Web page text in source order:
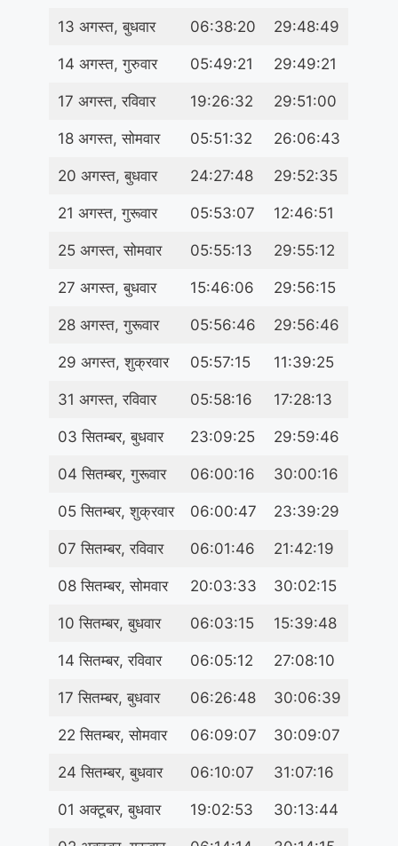
13 अगस्त, बुधवार 06:38:20 29:48:49
14 अगस्त, गुरुवार 05:49:21 29:49:21
17 अगस्त, रविवार 19:26:32 29:51:00
18 अगस्त, सोमवार 05:51:32 26:06:43
20 अगस्त, बुधवार 24:27:48 29:52:35
21 अगस्त, गुरूवार 05:53:07 12:46:51
25 अगस्त, सोमवार 05:55:13 29:55:12
27 अगस्त, बुधवार 15:46:06 29:56:15
28 अगस्त, गुरूवार 05:56:46 29:56:46
29 अगस्त, शुक्रवार 05:57:15 11:39:25
31 अगस्त, रविवार 05:58:16 17:28:13
03 सितम्बर, बुधवार 23:09:25 29:59:46
04 सितम्बर, गुरूवार 06:00:16 30:00:16
05 सितम्बर, शुक्रवार 06:00:47 23:39:29
07 सितम्बर, रविवार 06:01:46 21:42:19
08 सितम्बर, सोमवार 20:03:33 30:02:15
10 सितम्बर, बुधवार 06:03:15 15:39:48
14 सितम्बर, रविवार 06:05:12 27:08:10
17 सितम्बर, बुधवार 06:26:48 30:06:39
22 सितम्बर, सोमवार 06:09:07 30:09:07
24 सितम्बर, बुधवार 06:10:07 31:07:16
01 अक्टूबर, बुधवार 19:02:53 30:13:44